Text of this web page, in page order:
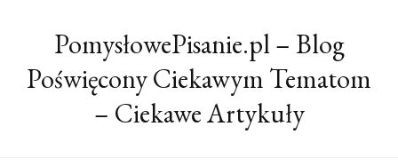
PomysłowePisanie.pl – Blog
Poświęcony Ciekawym Tematom
– Ciekawe Artykuły